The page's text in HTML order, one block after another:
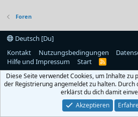
Foren
Deutsch [Du]
Kontakt
Nutzungsbedingungen
Hilfe und Impressum
Start
R
S
Diese Seite verwendet Cookies, um Inhalte zu
der Registrierung angemeldet zu halten. Durch
erklärst du dich damit
Akzeptieren